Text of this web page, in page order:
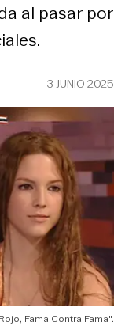
al pasar por
3 JUNIO 2025
Fama Contra Fama".